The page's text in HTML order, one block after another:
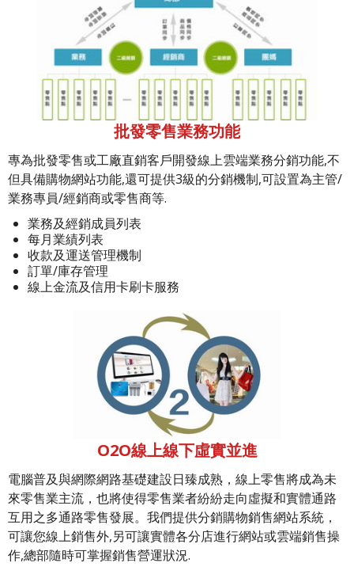
批發零售業務功能
專為批發零售或工廠直銷客戶開發線上雲端業務分銷功能,不
但具備購物網站功能,還可提供3級的分銷機制,可設置為主管/
業務專員/經銷商或零售商等.
業務及經銷成員列表
每月業績列表
收款及運送管理機制
訂單/庫存管理
線上金流及信用卡刷卡服務
O2O線上線下虛實並進
電腦普及與網際網路基礎建設日臻成熟，線上零售將成為未
來零售業主流，也將使得零售業者紛紛走向虛擬和實體通路
互用之多通路零售發展。我們提供分銷購物銷售網站系統，
可讓您線上銷售外,另可讓實體各分店進行網站或雲端銷售操
作,總部隨時可掌握銷售營運狀況.